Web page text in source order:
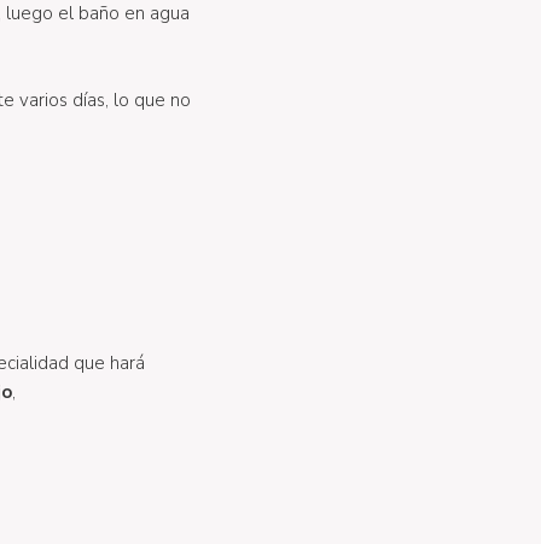
el baño en agua
varios días, lo que no
que hará
,